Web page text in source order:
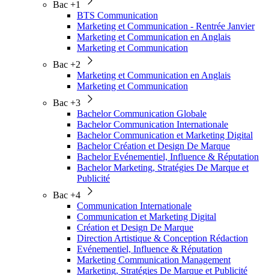
Bac +1
BTS Communication
Marketing et Communication - Rentrée Janvier
Marketing et Communication en Anglais
Marketing et Communication
Bac +2
Marketing et Communication en Anglais
Marketing et Communication
Bac +3
Bachelor Communication Globale
Bachelor Communication Internationale
Bachelor Communication et Marketing Digital
Bachelor Création et Design De Marque
Bachelor Evénementiel, Influence & Réputation
Bachelor Marketing, Stratégies De Marque et
Publicité
Bac +4
Communication Internationale
Communication et Marketing Digital
Création et Design De Marque
Direction Artistique & Conception Rédaction
Evénementiel, Influence & Réputation
Marketing Communication Management
Marketing, Stratégies De Marque et Publicité